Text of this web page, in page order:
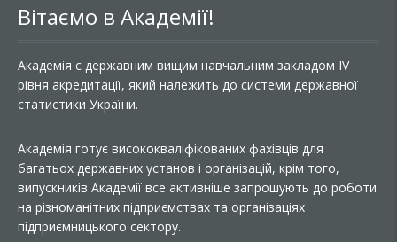
Вітаємо в Академії!
Академія є державним вищим навчальним закладом IV
рівня акредитації, який належить до системи державної
статистики України.
Академія готує висококваліфікованих фахівців для
багатьох державних установ і організацій, крім того,
випускників Академії все активніше запрошують до роботи
на різноманітних підприємствах та організаціях
підприємницького сектору.